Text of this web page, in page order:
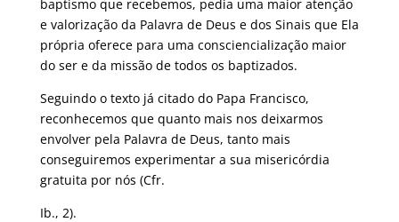
baptismo que recebemos, pedia uma maior atenção
e valorização da Palavra de Deus e dos Sinais que Ela
própria oferece para uma consciencialização maior
do ser e da missão de todos os baptizados.
Seguindo o texto já citado do Papa Francisco,
reconhecemos que quanto mais nos deixarmos
envolver pela Palavra de Deus, tanto mais
conseguiremos experimentar a sua misericórdia
gratuita por nós (Cfr.
Ib., 2).